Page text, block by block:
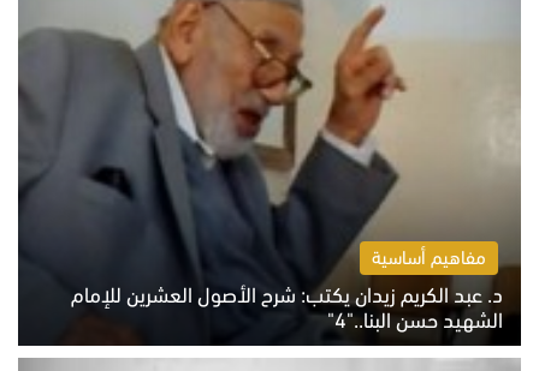
مفاهيم أساسية
د. عبد الكريم زيدان يكتب: شرح الأصول العشرين للإمام
الشهيد حسن البنا.."4"
الخميس 6 أغسطس 2026 10:27 ص